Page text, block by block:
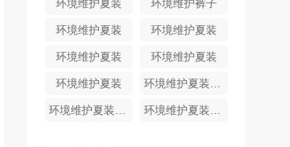
环境维护夏装 环境维护裤子
环境维护夏装 环境维护夏装
环境维护夏装 环境维护夏装
环境维护夏装 环境维护夏装HJ011
环境维护夏装HJ010 环境维护夏装HJ009